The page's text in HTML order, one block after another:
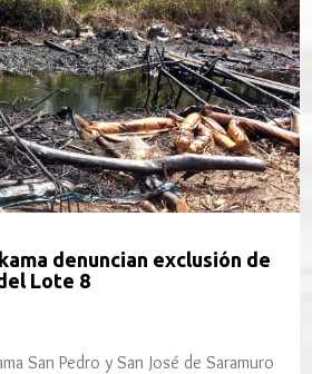
denuncian exclusión de
Lote 8
San Pedro y San José de Saramuro